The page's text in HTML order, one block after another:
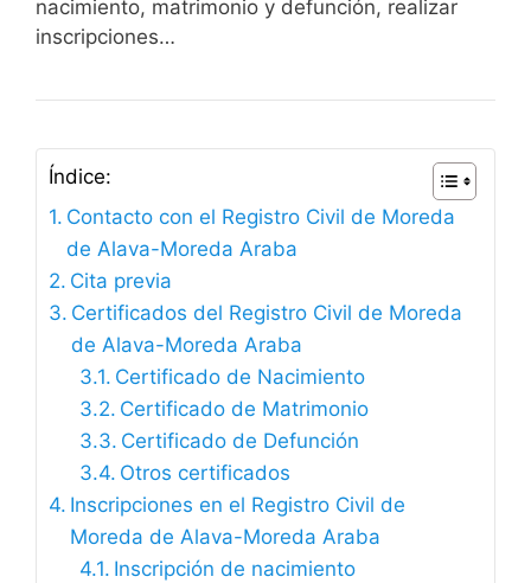
nacimiento, matrimonio y defunción, realizar
inscripciones…
Índice:
Contacto con el Registro Civil de Moreda
de Alava-Moreda Araba
Cita previa
Certificados del Registro Civil de Moreda
de Alava-Moreda Araba
Certificado de Nacimiento
Certificado de Matrimonio
Certificado de Defunción
Otros certificados
Inscripciones en el Registro Civil de
Moreda de Alava-Moreda Araba
Inscripción de nacimiento